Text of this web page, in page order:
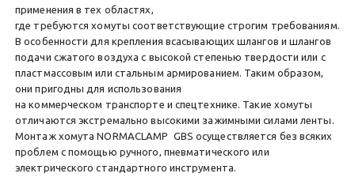
применения в тех областях,
где требуются хомуты соответствующие строгим требованиям.
В особенности для крепления всасывающих шлангов и шлангов
подачи сжатого воздуха с высокой степенью твердости или с
пластмассовым или стальным армированием. Таким образом,
они пригодны для использования
на коммерческом транспорте и спецтехнике. Такие хомуты
отличаются экстремально высокими зажимными силами ленты.
Монтаж хомута NORMACLAMP GBS осуществляется без всяких
проблем с помощью ручного, пневматического или
электрического стандартного инструмента.